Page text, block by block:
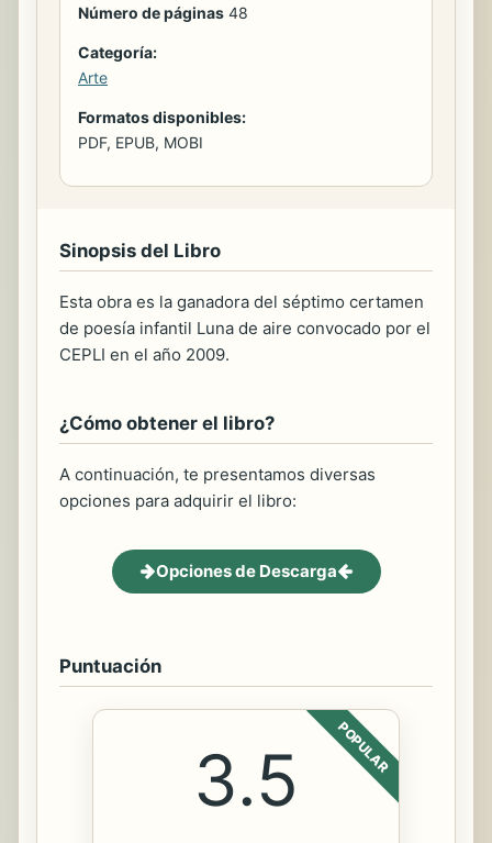
Número de páginas 48
Categoría:
Arte
Formatos disponibles:
PDF, EPUB, MOBI
Sinopsis del Libro
Esta obra es la ganadora del séptimo certamen
de poesía infantil Luna de aire convocado por el
CEPLI en el año 2009.
¿Cómo obtener el libro?
A continuación, te presentamos diversas
opciones para adquirir el libro:
Opciones de Descarga
Puntuación
POPULAR
3.5